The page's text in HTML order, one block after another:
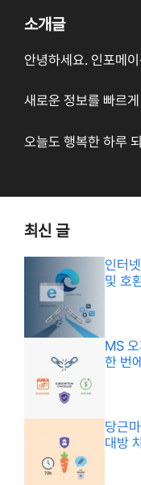
소개글
안녕하세요. 인포메
새로운 정보를 빠르
오늘도 행복한 하루
최신 글
인터
및 호
MS
한 번
당근
대방